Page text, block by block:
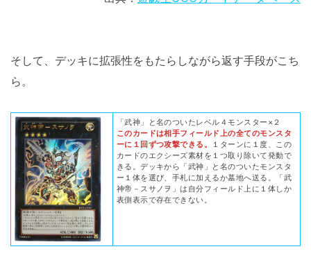
そして、デッキに拡張性をもたらしながら返す手段がこち
ら。
「武神」と名のついたレベル４モンスター×２
このカードは相手フィールド上の全てのモンスタ
ーに１回ずつ攻撃できる。
１ターンに１度、この
カードのエクシーズ素材を１つ取り除いて発動で
きる。デッキから「武神」と名のついたモンスタ
ー１体を選び、手札に加えるか墓地へ送る。「武
神帝－スサノヲ」は自分フィールド上に１体しか
表側表示で存在できない。